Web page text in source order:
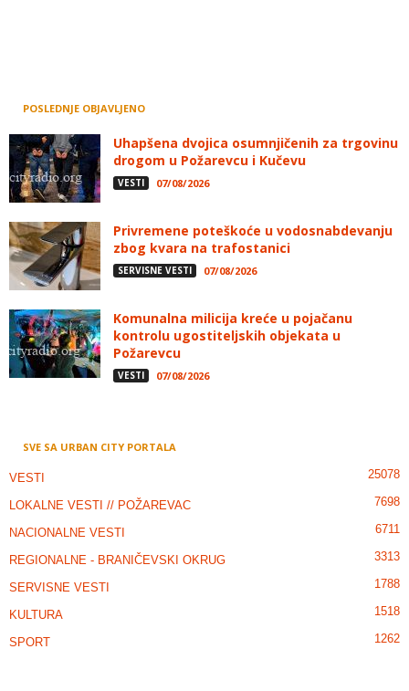
POSLEDNJE OBJAVLJENO
Uhapšena dvojica osumnjičenih za trgovinu
drogom u Požarevcu i Kučevu
VESTI 07/08/2026
Privremene poteškoće u vodosnabdevanju
zbog kvara na trafostanici
SERVISNE VESTI 07/08/2026
Komunalna milicija kreće u pojačanu
kontrolu ugostiteljskih objekata u
Požarevcu
VESTI 07/08/2026
SVE SA URBAN CITY PORTALA
VESTI 25078
LOKALNE VESTI // POŽAREVAC 7698
NACIONALNE VESTI 6711
REGIONALNE - BRANIČEVSKI OKRUG 3313
SERVISNE VESTI 1788
KULTURA 1518
SPORT 1262